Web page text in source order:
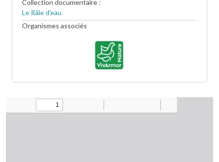
Collection documentaire
Le Râle d'eau
Organismes associés